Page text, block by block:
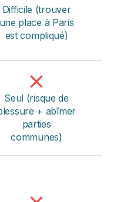
Difficile (trouver
une place à Paris
est compliqué)
Seul (risque de
+ abîmer
parties
communes)